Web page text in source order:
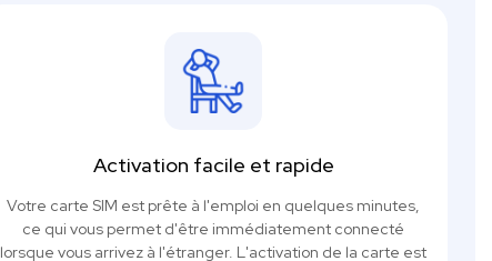
Activation facile et rapide
Votre carte SIM est prête à l'emploi en quelques minutes,
ce qui vous permet d'être immédiatement connecté
lorsque vous arrivez à l'étranger. L'activation de la carte est